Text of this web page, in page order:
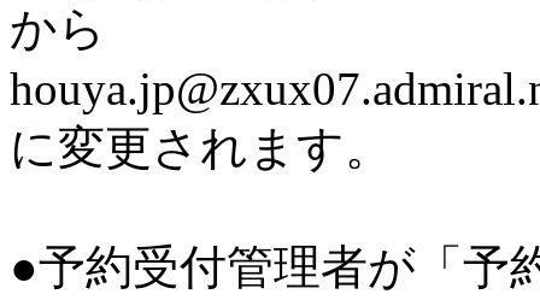
から
に変更されます。
●予約受付管理者が「予